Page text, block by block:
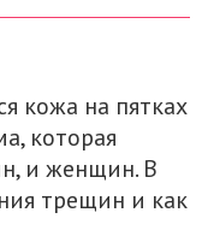
кожа на пятках
которая
и женщин. В
трещин и как